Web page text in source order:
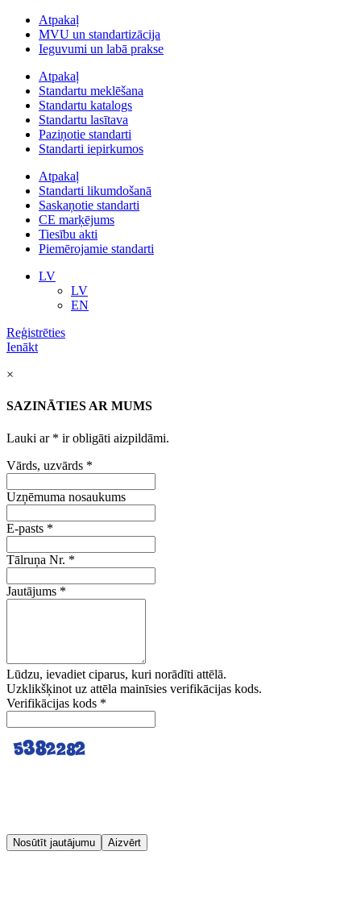
Atpakaļ
MVU un standartizācija
Ieguvumi un labā prakse
Atpakaļ
Standartu meklēšana
Standartu katalogs
Standartu lasītava
Paziņotie standarti
Standarti iepirkumos
Atpakaļ
Standarti likumdošanā
Saskaņotie standarti
CE marķējums
Tiesību akti
Piemērojamie standarti
LV
LV
EN
Reģistrēties
Ienākt
×
SAZINĀTIES AR MUMS
Lauki ar * ir obligāti aizpildāmi.
Vārds, uzvārds *
Uzņēmuma nosaukums
E-pasts *
Tālruņa Nr. *
Jautājums *
Lūdzu, ievadiet ciparus, kuri norādīti attēlā.
Uzklikšķinot uz attēla mainīsies verifikācijas kods.
Verifikācijas kods *
Nosūtīt jautājumu Aizvērt